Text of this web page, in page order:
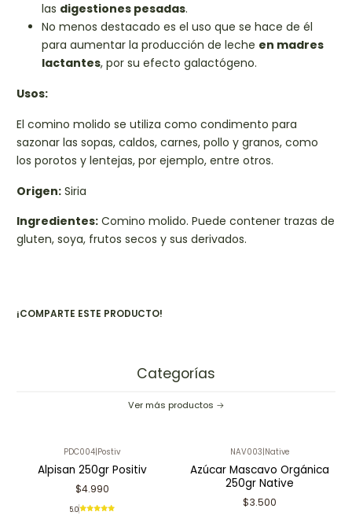
las digestiones pesadas.
No menos destacado es el uso que se hace de él
para aumentar la producción de leche en madres
lactantes, por su efecto galactógeno.
Usos:
El comino molido se utiliza como condimento para
sazonar las sopas, caldos, carnes, pollo y granos, como
los porotos y lentejas, por ejemplo, entre otros.
Origen: Siria
Ingredientes: Comino molido. Puede contener trazas de
gluten, soya, frutos secos y sus derivados.
¡COMPARTE ESTE PRODUCTO!
Categorías
Ver más productos
PDC004 Postiv
Alpisan 250gr Positiv
$4.990
5.0
NAV003 Native
Azúcar Mascavo Orgánica
250gr Native
$3.500